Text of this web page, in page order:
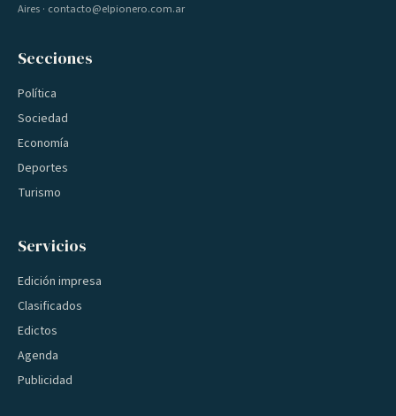
Aires · contacto@elpionero.com.ar
Secciones
Política
Sociedad
Economía
Deportes
Turismo
Servicios
Edición impresa
Clasificados
Edictos
Agenda
Publicidad